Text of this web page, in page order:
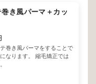
き風パーマ＋カッ
巻き風パーマをすることで
なります。 縮毛矯正では